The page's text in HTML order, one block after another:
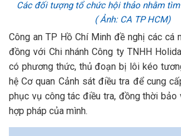
Các đối tượng tổ chức hội thảo nhằm
( Ảnh: CA TP HCM)
Công an TP Hồ Chí Minh đề nghị các cá
đồng với Chi nhánh Công ty TNHH
có phương thức, thủ đoạn bị lôi kéo
hệ Cơ quan Cảnh sát điều tra để cung
phục vụ công tác điều tra, đồng thời bảo
hợp pháp của mình.